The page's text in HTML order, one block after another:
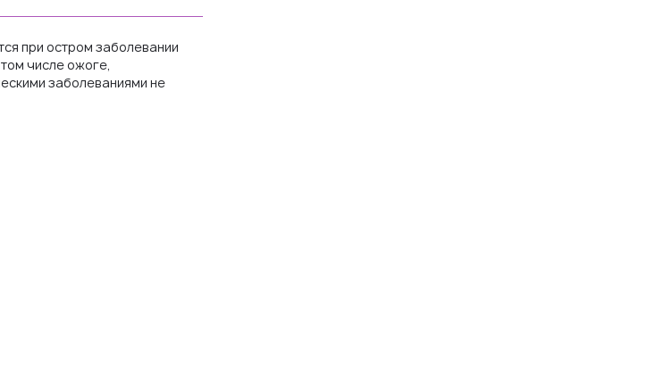
при остром заболевании
числе ожоге,
заболеваниями не